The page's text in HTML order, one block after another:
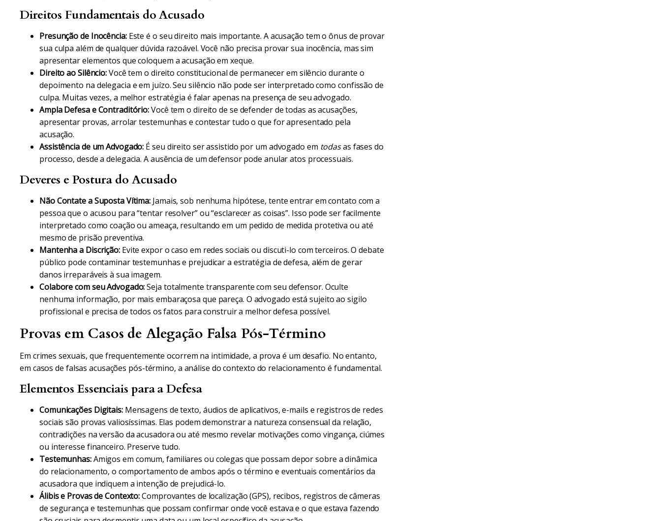
Direitos Fundamentais do Acusado
Presunção de Inocência:Este é o seu direito mais importante. A acusação tem o ônus de provar
sua culpa além de qualquer dúvida razoável. Você não precisa provar sua inocência, mas sim
apresentar elementos que coloquem a acusação em xeque.
Direito ao Silêncio:Você tem o direito constitucional de permanecer em silêncio durante o
depoimento na delegacia e em juízo. Seu silêncio não pode ser interpretado como confissão de
culpa. Muitas vezes, a melhor estratégia é falar apenas na presença de seu advogado.
Ampla Defesa e Contraditório:Você tem o direito de se defender de todas as acusações,
apresentar provas, arrolar testemunhas e contestar tudo o que for apresentado pela
acusação.
Assistência de um Advogado: É seu direito ser assistido por um advogado em todasas fases do
processo, desde a delegacia. A ausência de um defensor pode anular atos processuais.
Deveres e Postura do Acusado
Não Contate a Suposta Vítima: Jamais, sob nenhuma hipótese, tente entrar em contato com a
pessoa que o acusou para “tentar resolver” ou “esclarecer as coisas”. Isso pode ser facilmente
interpretado como coação ou ameaça, resultando em um pedido de medida protetiva ou até
mesmo de prisão preventiva.
Mantenha a Discrição:Evite expor o caso em redes sociais ou discuti-lo com terceiros. O debate
público pode contaminar testemunhas e prejudicar a estratégia de defesa, além de gerar
danos irreparáveis à sua imagem.
Colabore com seu Advogado:Seja totalmente transparente com seu defensor. Oculte
nenhuma informação, por mais embaraçosa que pareça. O advogado está sujeito ao sigilo
profissional e precisa de todos os fatos para construir a melhor defesa possível.
Provas em Casos de Alegação Falsa Pós-Término
Em crimes sexuais, que frequentemente ocorrem na intimidade, a prova é um desafio. No entanto,
em casos de falsas acusações pós-término, a análise do contexto do relacionamento é fundamental.
Elementos Essenciais para a Defesa
Comunicações Digitais:Mensagens de texto, áudios de aplicativos, e-mails e registros de redes
sociais são provas valiosíssimas. Elas podem demonstrar a natureza consensual da relação,
contradições na versão da acusadora ou até mesmo revelar motivações como vingança, ciúmes
ou interesse financeiro. Preserve tudo.
Testemunhas:Amigos em comum, familiares ou colegas que possam depor sobre a dinâmica
do relacionamento, o comportamento de ambos após o término e eventuais comentários da
acusadora que indiquem a intenção de prejudicá-lo.
Álibis e Provas de Contexto:Comprovantes de localização (GPS), recibos, registros de câmeras
de segurança e testemunhas que possam confirmar onde você estava e o que estava fazendo